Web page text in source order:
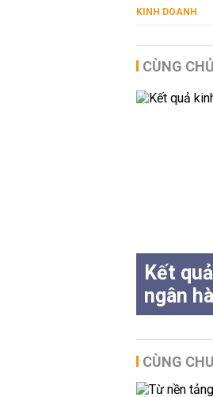
KINH DOANH
CÙNG
Kết
ngân
CÙNG